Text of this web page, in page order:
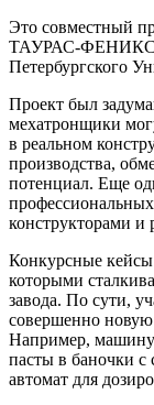
Это совместный
ТАУРАС-ФЕНИКС и
Петербургского
Проект был
мехатронщики
в реальном
производства,
потенциал. Еще
конструкторами
Конкурсные кейсы
которыми
завода. По сути,
совершенно
Например, машину
пасты в баночки с
автомат для